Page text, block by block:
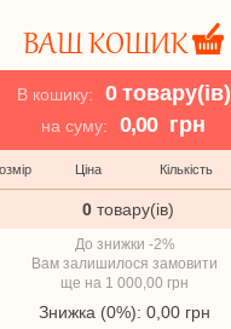
ВАШ КОШИК
В кошику: 0 товару(ів)
на суму: 0,00 грн
Ціна Кількість
0 товару(ів)
До знижки -2%
Вам залишилося замовити
ще на 1 000,00 грн
Знижка (0%): 0,00 грн